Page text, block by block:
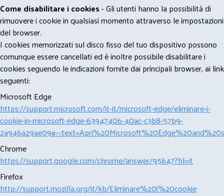
Come disabilitare i cookies- Gli utenti hanno la possibilità di
rimuovere i cookie in qualsiasi momento attraverso le impostazioni
del browser.
I cookies memorizzati sul disco fisso del tuo dispositivo possono
comunque essere cancellati ed è inoltre possibile disabilitare i
cookies seguendo le indicazioni fornite dai principali browser, ai link
seguenti:
Microsoft Edge
https://support.microsoft.com/it-it/microsoft-edge/eliminare-i-
cookie-in-microsoft-edge-63947406-40ac-c3b8-57b9-
Chrome
https://support.google.com/chrome/answer/95647?hl=it
Firefox
http://support.mozilla.org/it/kb/Eliminare%20i%20cookie